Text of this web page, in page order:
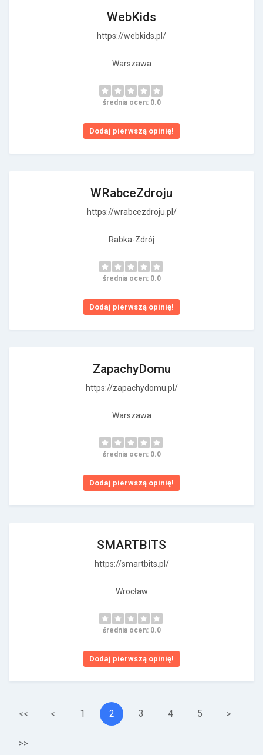
WebKids
https://webkids.pl/
Warszawa
średnia ocen: 0.0
Dodaj pierwszą opinię!
WRabceZdroju
https://wrabcezdroju.pl/
Rabka-Zdrój
średnia ocen: 0.0
Dodaj pierwszą opinię!
ZapachyDomu
https://zapachydomu.pl/
Warszawa
średnia ocen: 0.0
Dodaj pierwszą opinię!
SMARTBITS
https://smartbits.pl/
Wrocław
średnia ocen: 0.0
Dodaj pierwszą opinię!
<< < 1 2 3 4 5 >
>>